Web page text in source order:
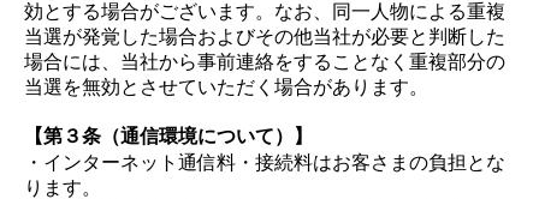
効とする場合がございます。なお、同一人物による重複
当選が発覚した場合およびその他当社が必要と判断した
場合には、当社から事前連絡をすることなく重複部分の
当選を無効とさせていただく場合があります。
【第３条（通信環境について）】
・インターネット通信料・接続料はお客さまの負担とな
ります。